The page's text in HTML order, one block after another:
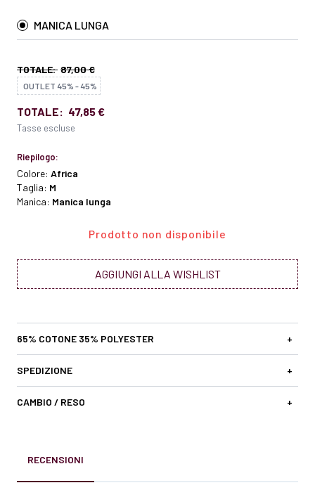
MANICA LUNGA
TOTALE: 87,00 €
OUTLET 45% - 45%
TOTALE: 47,85 €
Tasse escluse
Riepilogo:
Colore: Africa
Taglia: M
Manica: Manica lunga
Prodotto non disponibile
AGGIUNGI ALLA WISHLIST
65% COTONE 35% POLYESTER +
SPEDIZIONE +
CAMBIO / RESO +
RECENSIONI